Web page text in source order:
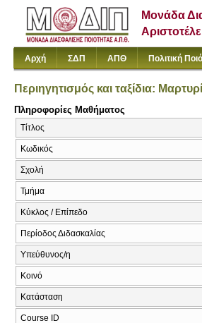
Μονάδα
Αρχή ΣΔΠ ΑΠΘ Πολιτική
Περιηγητισμός και ταξίδια:
Πληροφορίες Μαθήματος
Τίτλος
Κωδικός
Σχολή
Τμήμα
Κύκλος / Επίπεδο
Περίοδος Διδασκαλίας
Υπεύθυνος/η
Κοινό
Κατάσταση
Course ID